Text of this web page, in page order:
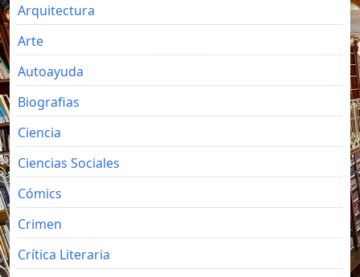
Arquitectura
Arte
Autoayuda
Biografias
Ciencia
Ciencias Sociales
Cómics
Crimen
Crítica Literaria